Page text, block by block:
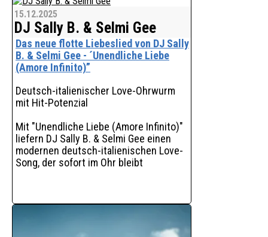
Der Termin für eines der verrücktesten
und lässigsten Open-Air-Festivals
mitten im Pfälzerwald steht fest: Vom
7. bis 9. August 2026 treffen beim
SUMMER FOODROCK® erneut
Spitzenköche, Winzer, Pa
15.12.2025
DJ Sally B. & Selmi Gee
Das neue flotte Liebeslied von DJ Sally
B. & Selmi Gee - ´Unendliche Liebe
(Amore Infinito)”
Deutsch-italienischer Love-Ohrwurm
mit Hit-Potenzial
Mit "Unendliche Liebe (Amore Infinito)"
liefern DJ Sally B. & Selmi Gee einen
modernen deutsch-italienischen Love-
Song, der sofort im Ohr bleibt